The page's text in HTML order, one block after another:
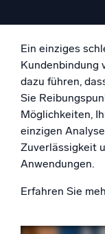
Plattform
Überwachen, Fehler
Unterstützt durch
Proprietäre
Intelligente
SIEM
Ein einziges
Kundenbindung
dazu führen,
Sie
Möglichkeiten,
einzigen
Zuverlässigkeit
Anwendungen.
Erfahren Sie